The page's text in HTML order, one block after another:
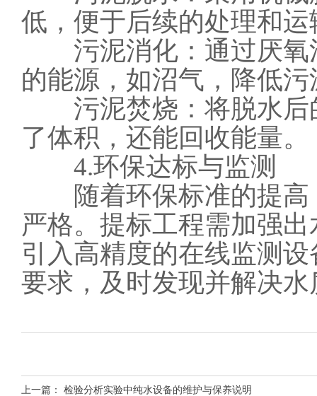
低，便于后续的处理和运
污泥消化：通过厌氧
的能源，如沼气，降低
污泥焚烧：将脱水后
了体积，还能回收能量。
4.环保达标与监测
随着环保标准的提高
严格。提标工程需加强
引入高精度的在线监测
要求，及时发现并解决水
上一篇： 检验分析实验中纯水设备的维护与保养说明